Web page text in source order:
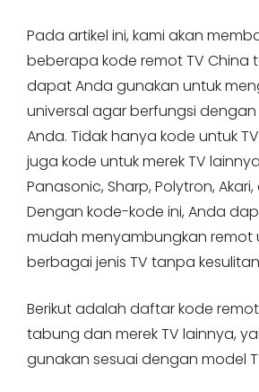
Pada artikel ini, kami akan
beberapa kode remot TV China
dapat Anda gunakan untuk
universal agar berfungsi
Anda. Tidak hanya kode untuk
juga kode untuk merek TV
Panasonic, Sharp, Polytron,
Dengan kode-kode ini, Anda
mudah menyambungkan remot
berbagai jenis TV tanpa
Berikut adalah daftar kode
tabung dan merek TV lainnya,
gunakan sesuai dengan model